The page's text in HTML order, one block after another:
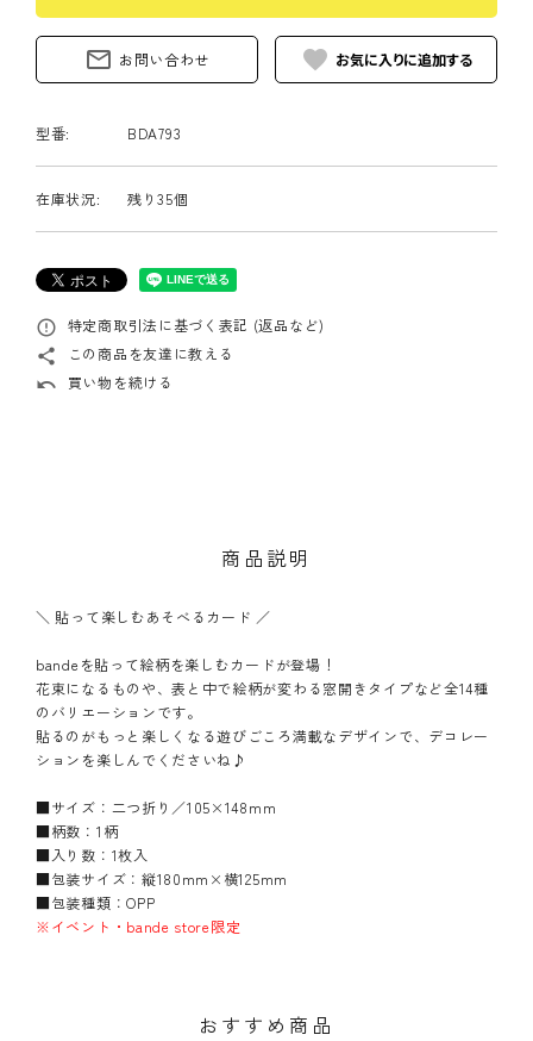
mail_outline お問い合わせ favorite
型番: BDA793
在庫状況: 残り35個
error_outline 特定商取引法に基づく表記 (返品など)
share この商品を友達に教える
undo 買い物を続ける
商品説明
＼ 貼って楽しむあそべるカード ／
bandeを貼って絵柄を楽しむカードが登場！
花束になるものや、表と中で絵柄が変わる窓開きタイプなど全14種
のバリエーションです。
貼るのがもっと楽しくなる遊びごころ満載なデザインで、デコレー
ションを楽しんでくださいね♪
■サイズ：二つ折り／105×148mm
■柄数：1柄
■入り数：1枚入
■包装サイズ：縦180mm×横125mm
■包装種類：OPP
※イベント・bande store限定
おすすめ商品